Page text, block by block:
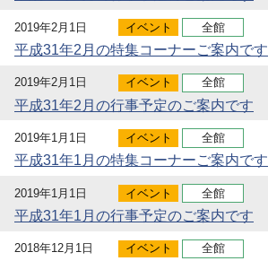
2019年2月1日 イベント 全館
平成31年2月の特集コーナーご案内です
2019年2月1日 イベント 全館
平成31年2月の行事予定のご案内です
2019年1月1日 イベント 全館
平成31年1月の特集コーナーご案内です
2019年1月1日 イベント 全館
平成31年1月の行事予定のご案内です
2018年12月1日 イベント 全館